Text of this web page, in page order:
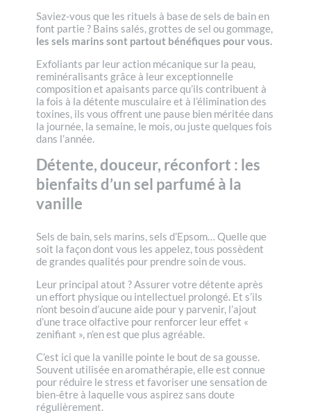
Saviez-vous que les rituels à base de sels de bain en
font partie ? Bains salés, grottes de sel ou gommage,
les sels marins sont partout bénéfiques pour vous.
Exfoliants par leur action mécanique sur la peau,
reminéralisants grâce à leur exceptionnelle
composition et apaisants parce qu’ils contribuent à
la fois à la détente musculaire et à l’élimination des
toxines, ils vous offrent une pause bien méritée dans
la journée, la semaine, le mois, ou juste quelques fois
dans l’année.
Détente, douceur, réconfort : les
bienfaits d’un sel parfumé à la
vanille
Sels de bain, sels marins, sels d’Epsom… Quelle que
soit la façon dont vous les appelez, tous possèdent
de grandes qualités pour prendre soin de vous.
Leur principal atout ? Assurer votre détente après
un effort physique ou intellectuel prolongé. Et s’ils
n’ont besoin d’aucune aide pour y parvenir, l’ajout
d’une trace olfactive pour renforcer leur effet «
zenifiant », n’en est que plus agréable.
C’est ici que la vanille pointe le bout de sa gousse.
Souvent utilisée en aromathérapie, elle est connue
pour réduire le stress et favoriser une sensation de
bien-être à laquelle vous aspirez sans doute
régulièrement.